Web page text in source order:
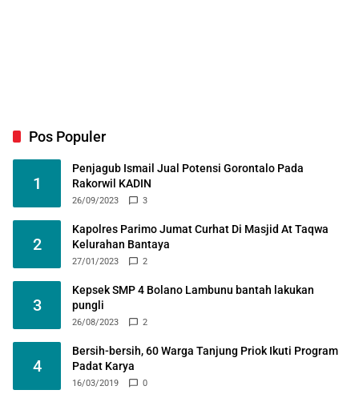
Pos Populer
1
Penjagub Ismail Jual Potensi Gorontalo Pada
Rakorwil KADIN
26/09/2023 3
2
Kapolres Parimo Jumat Curhat Di Masjid At Taqwa
Kelurahan Bantaya
27/01/2023 2
3
Kepsek SMP 4 Bolano Lambunu bantah lakukan
pungli
26/08/2023 2
4
Bersih-bersih, 60 Warga Tanjung Priok Ikuti Program
Padat Karya
16/03/2019 0